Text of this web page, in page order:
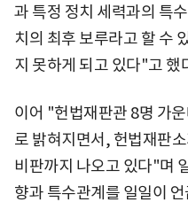
과 특정 정치 세력과의 특
치의 최후 보루라고 할 수
지 못하게 되고 있다"고 했
이어 "헌법재판관 8명 가
로 밝혀지면서, 헌법재판
비판까지 나오고 있다"며
향과 특수관계를 일일이